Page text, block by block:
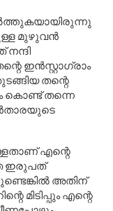
മുഴുവൻ
ഇൻസ്റ്റാഗ്രാം
തന്റെ
കൊണ്ട് തന്നെ
എന്റെ
ഇരുപത്
അതിന്
മിടിപ്പും എന്റെ